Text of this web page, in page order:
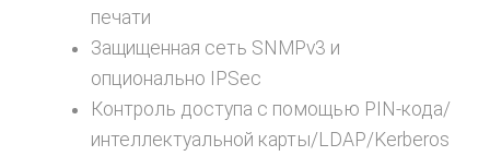
печати
Защищенная сеть SNMPv3 и
опционально IPSec
Контроль доступа с помощью PIN-кода/
интеллектуальной карты/LDAP/Kerberos